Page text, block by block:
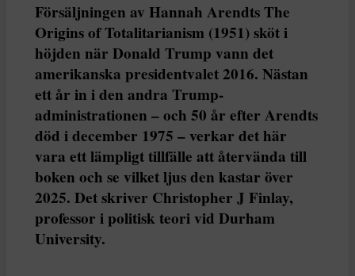
Försäljningen av Hannah Arendts The
Origins of Totalitarianism (1951) sköt i
höjden när Donald Trump vann det
amerikanska presidentvalet 2016. Nästan
ett år in i den andra Trump-
administrationen – och 50 år efter Arendts
död i december 1975 – verkar det här
vara ett lämpligt tillfälle att återvända till
boken och se vilket ljus den kastar över
2025. Det skriver Christopher J Finlay,
professor i politisk teori vid Durham
University.